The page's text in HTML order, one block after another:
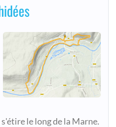
le long de la Marne.